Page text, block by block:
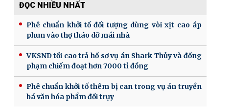
ĐỌC NHIỀU NHẤT
Phê chuẩn khởi tố đối tượng dùng vòi xịt cao áp
phun vào thợ tháo dỡ mái nhà
VKSND tối cao trả hồ sơ vụ án Shark Thủy và đồng
phạm chiếm đoạt hơn 7000 tỉ đồng
Phê chuẩn khởi tố thêm bị can trong vụ án truyền
bá văn hóa phẩm đồi trụy